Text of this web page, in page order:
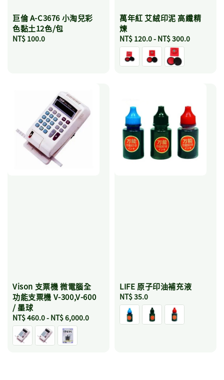
巨倫 A-C3676 小淘兒彩
色黏土12色/包
Regular
NT$ 100.0
萬年紅 艾絨印泥 高纖精
煉
Regular
price
NT$ 120.0- NT$ 300.0
Vison 支票機 微電腦全
功能支票機 V-300,V-600
/ 墨球
Regular
price
NT$ 460.0- NT$ 6,000.0
LIFE 原子印油補充液
Regular
price
NT$ 35.0